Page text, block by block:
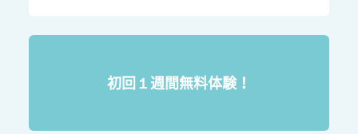
初回１週間無料体験！